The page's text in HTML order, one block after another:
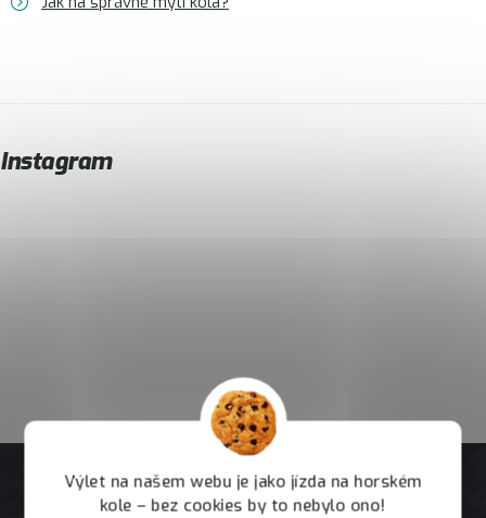
Výlet na našem webu je jako jízda na horském
kole – bez cookies by to nebylo ono!
Instagram